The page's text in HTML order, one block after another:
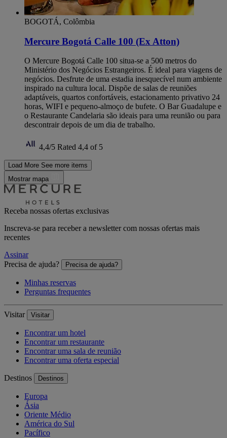
BOGOTÁ, Colômbia
Mercure Bogotá Calle 100 (Ex Atton)
O Mercure Bogotá Calle 100 situa-se a 500 metros do
Ministério dos Negócios Estrangeiros. É ideal para viagens de
negócios. Desfrute de uma estadia inesquecível num ambiente
inspirado na cultura local. Dispõe de salas de reuniões
adaptáveis, quartos confortáveis, estacionamento privativo 24
horas, WIFI e pequeno-almoço de bufete. O Bar Guadalupe e
o Restaurante Candelaria são ideais para uma reunião ou para
descontrair depois de um dia de trabalho.
4,4/5 Rated 4,4 of 5
Load More See more items
Mostrar mapa
Receba nossas ofertas exclusivas
Inscreva-se para receber a newsletter com nossas ofertas mais
recentes
Assinar
Precisa de ajuda?
Precisa de ajuda?
Minhas reservas
Perguntas frequentes
Visitar Visitar
Encontrar um hotel
Encontrar um restaurante
Encontrar uma sala de reunião
Encontrar uma oferta especial
Destinos Destinos
Europa
Ásia
Oriente Médio
América do Sul
Pacífico